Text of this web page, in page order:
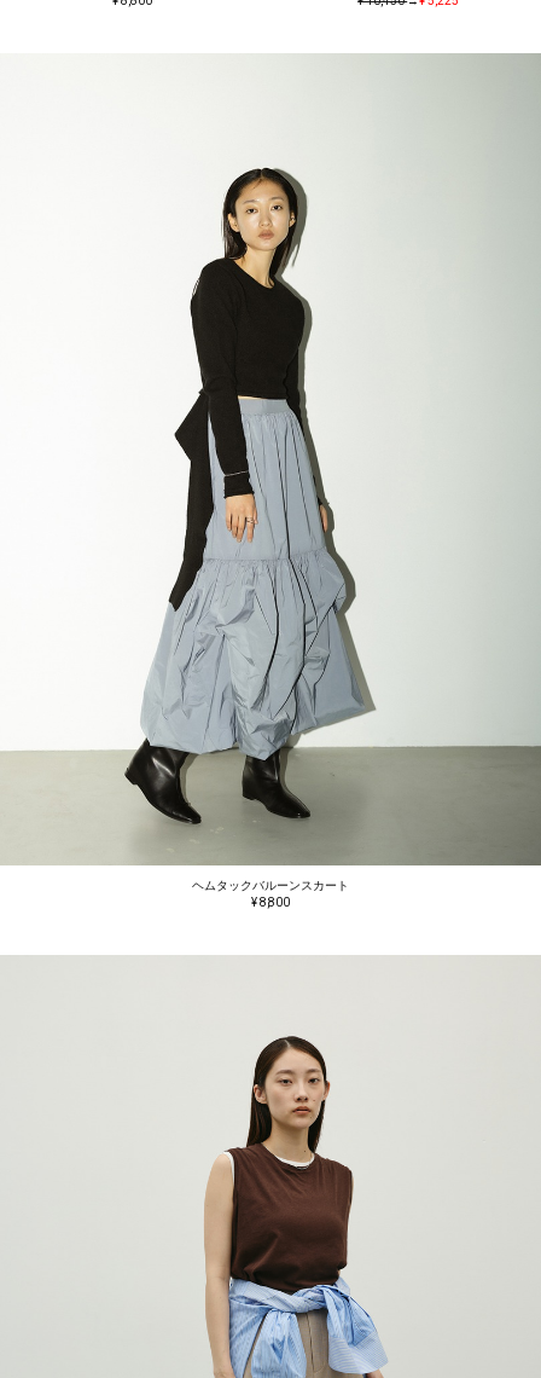
ヘムタックバルーンスカート
¥ 8,800